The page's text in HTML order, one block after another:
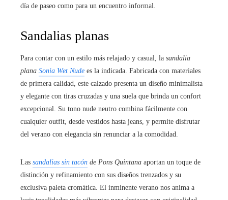
día de paseo como para un encuentro informal.
Sandalias planas
Para contar con un estilo más relajado y casual, la sandalia
plana Sonia Wet Nude es la indicada. Fabricada con materiales
de primera calidad, este calzado presenta un diseño minimalista
y elegante con tiras cruzadas y una suela que brinda un confort
excepcional. Su tono nude neutro combina fácilmente con
cualquier outfit, desde vestidos hasta jeans, y permite disfrutar
del verano con elegancia sin renunciar a la comodidad.
Las sandalias sin tacón de Pons Quintana aportan un toque de
distinción y refinamiento con sus diseños trenzados y su
exclusiva paleta cromática. El inminente verano nos anima a